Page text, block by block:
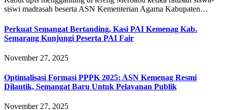
siswi madrasah beserta ASN Kementerian Agama Kabupaten…
Perkuat Semangat Bertanding, Kasi PAI Kemenag Kab.
Semarang Kunjungi Peserta PAI Fair
November 27, 2025
Optimalisasi Formasi PPPK 2025: ASN Kemenag Resmi
Dilantik, Semangat Baru Untuk Pelayanan Publik
November 27, 2025